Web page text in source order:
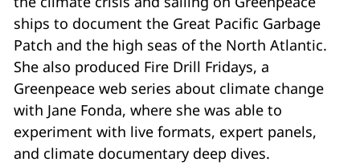
ships to document the Great Pacific Garbage
Patch and the high seas of the North Atlantic.
She also produced Fire Drill Fridays, a
Greenpeace web series about climate change
with Jane Fonda, where she was able to
experiment with live formats, expert panels,
and climate documentary deep dives.